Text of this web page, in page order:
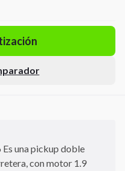
una pickup doble
con motor 1.9